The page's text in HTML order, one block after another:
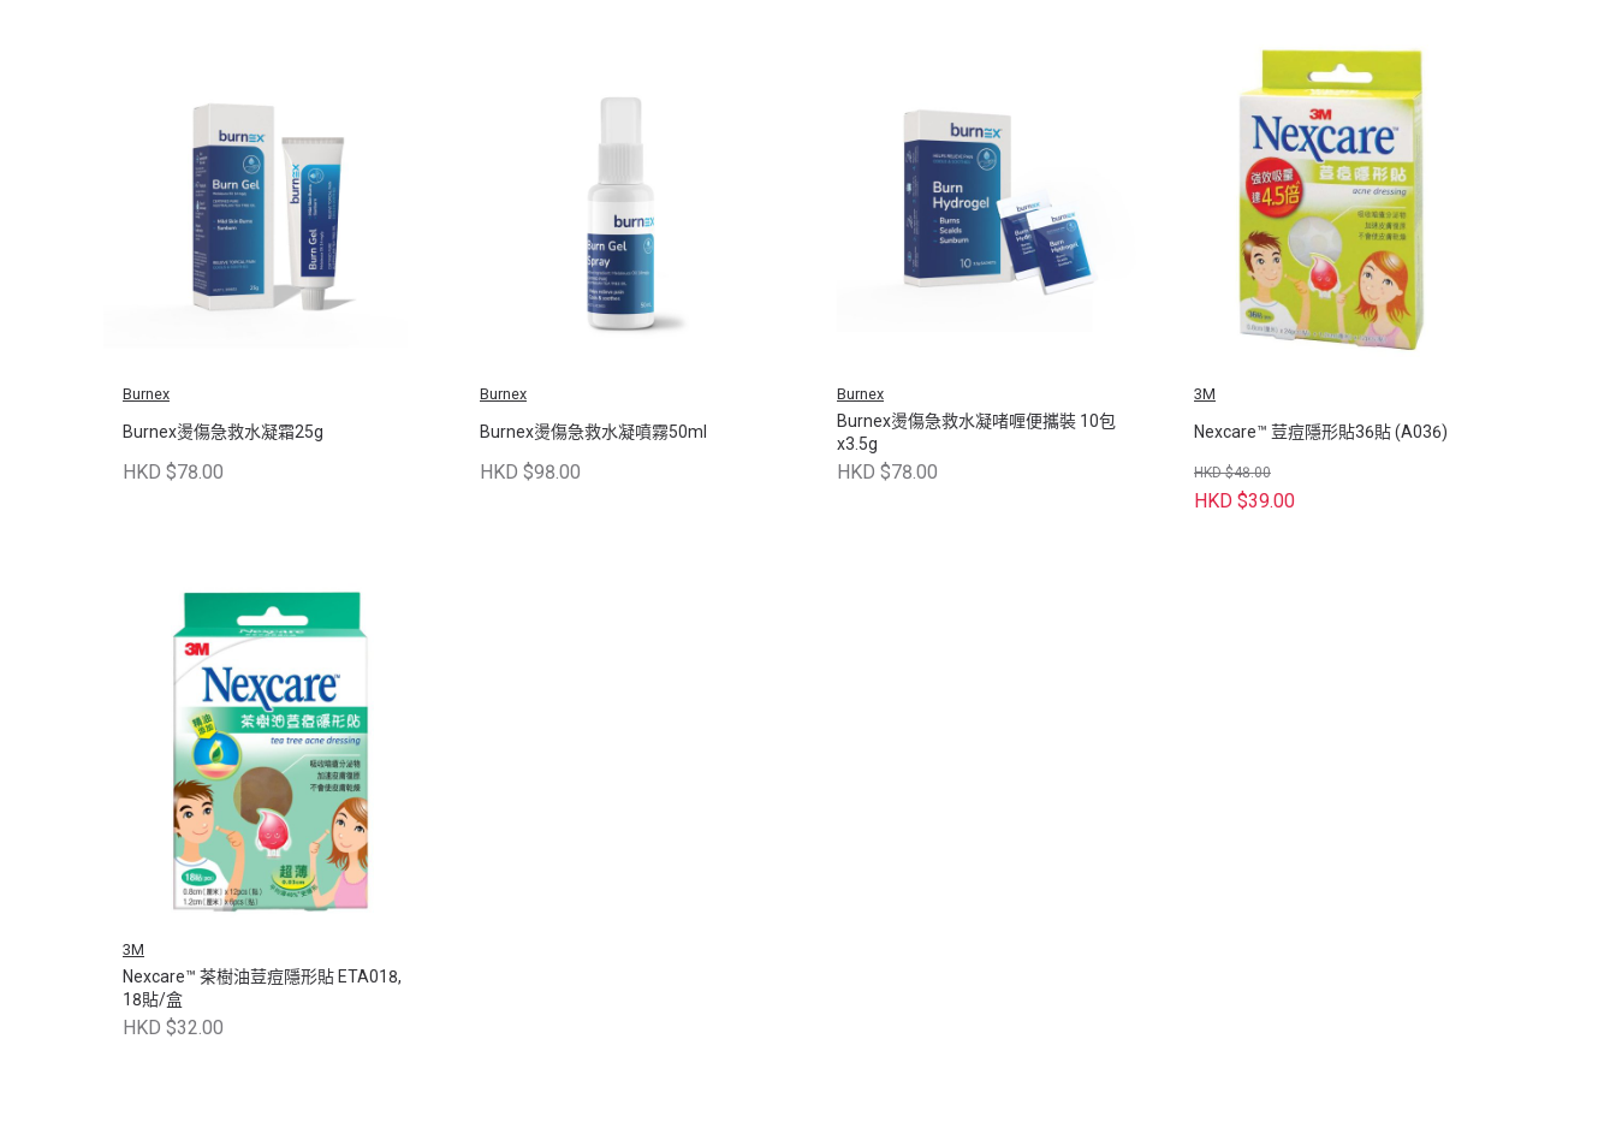
Burnex
Burnex燙傷急救水凝霜25g
HKD $78.00
Burnex
Burnex燙傷急救水凝噴霧50ml
HKD $98.00
Burnex
Burnex燙傷急救水凝啫喱便攜裝 10包
x3.5g
HKD $78.00
3M
Nexcare™ 荳痘隱形貼36貼 (A036)
HKD $48.00
HKD $39.00
3M
Nexcare™ 茶樹油荳痘隱形貼 ETA018,
18貼/盒
HKD $32.00